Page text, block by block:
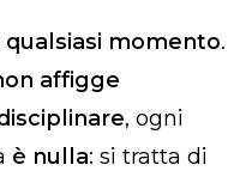
qualsiasi momento.
affigge
, ogni
è nulla: si tratta di